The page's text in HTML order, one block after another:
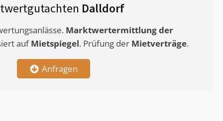
Dalldorf
Marktwertermittlungder
aufMietspiegel. Prüfung der Mietverträge.
Anfragen